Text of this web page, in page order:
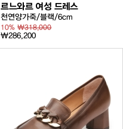
르느와르 여성 드레스
천연양가죽/블랙/6cm
10%₩318,000
₩286,200